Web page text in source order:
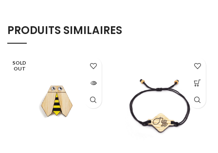
PRODUITS SIMILAIRES
SOLD
OUT